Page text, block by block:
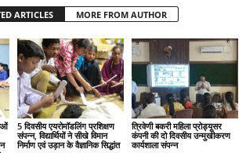
ARTICLES MORE FROM AUTHOR
5 दिवसीय एयरोमॉडलिंग प्रशिक्षण
संपन्न, विद्यार्थियों ने सीखे विमान
निर्माण एवं उड़ान के वैज्ञानिक सिद्धांत
त्रिवेणी बकरी महिला प्रोड्यूसर
कंपनी की दो दिवसीय उन्मुखीकरण
कार्यशाला संपन्न